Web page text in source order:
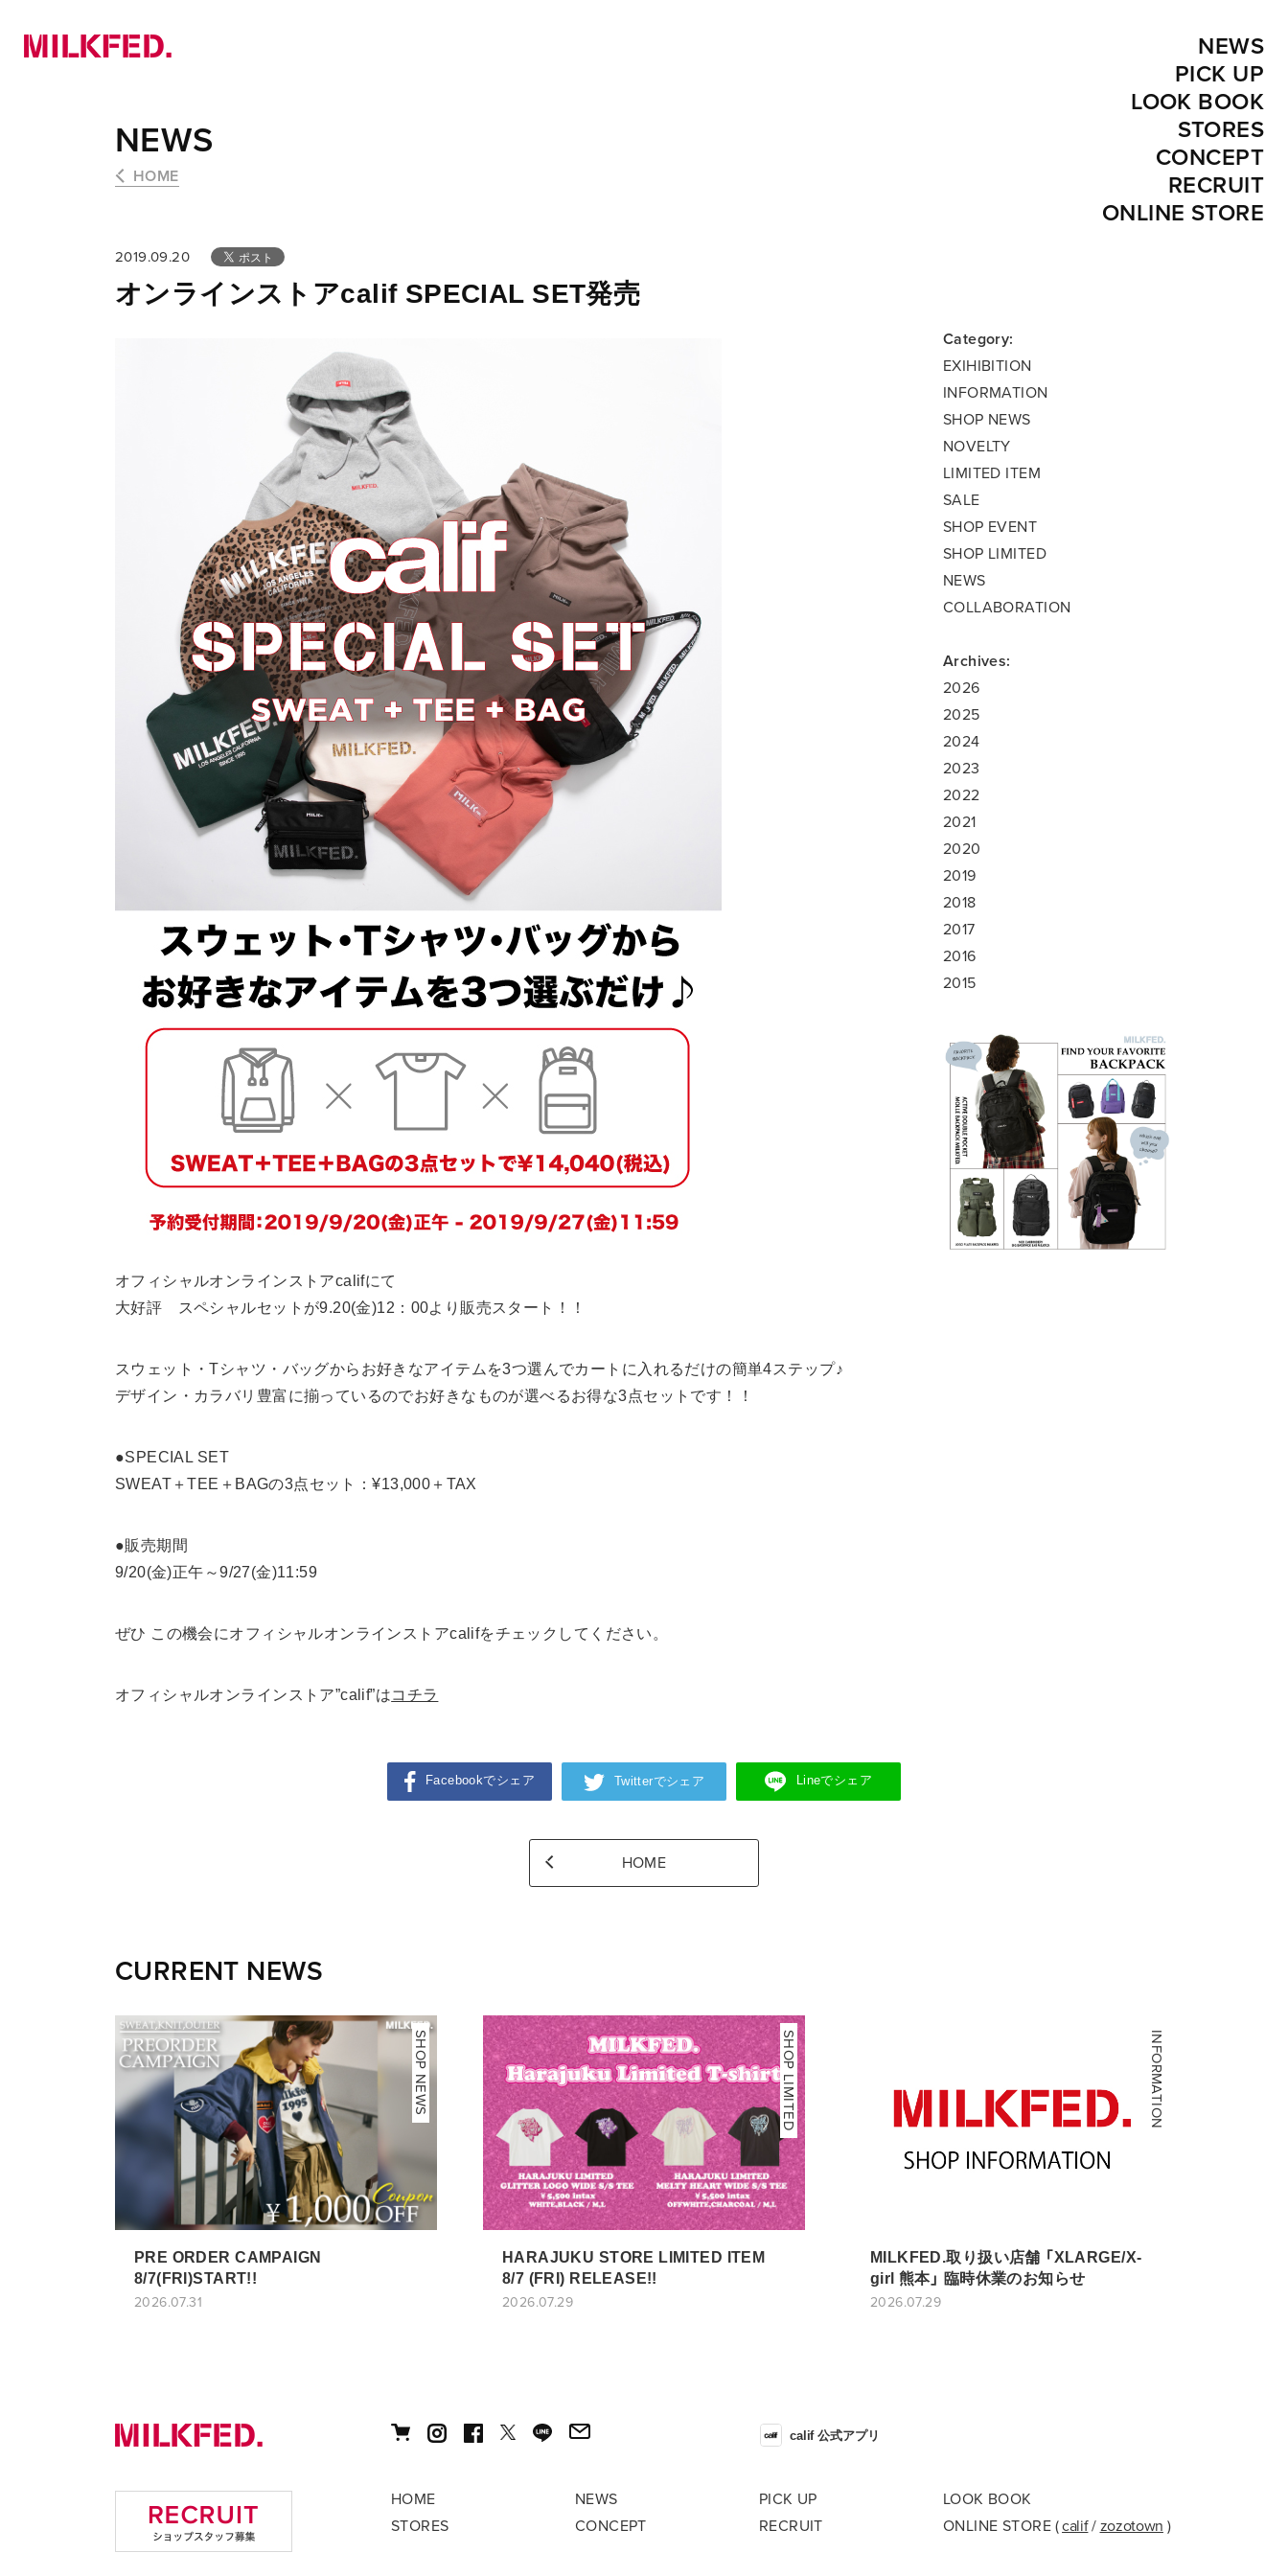
NEWS
PICK UP
LOOK BOOK
STORES
CONCEPT
RECRUIT
ONLINE STORE
NEWS
HOME
2019.09.20
オンラインストアcalif SPECIAL SET発売
オフィシャルオンラインストアcalifにて
大好評 スペシャルセットが9.20(金)12：00より販売スタート！！
スウェット・Tシャツ・バッグからお好きなアイテムを3つ選んでカートに入れるだけの簡単4ステップ♪
デザイン・カラバリ豊富に揃っているのでお好きなものが選べるお得な3点セットです！！
●SPECIAL SET
SWEAT＋TEE＋BAGの3点セット：¥13,000＋TAX
●販売期間
9/20(金)正午～9/27(金)11:59
ぜひ この機会にオフィシャルオンラインストアcalifをチェックしてください。
オフィシャルオンラインストア”calif”はコチラ
Category:
EXIHIBITION
INFORMATION
SHOP NEWS
NOVELTY
LIMITED ITEM
SALE
SHOP EVENT
SHOP LIMITED
NEWS
COLLABORATION
Archives:
2026
2025
2024
2023
2022
2021
2020
2019
2018
2017
2016
2015
Facebookでシェア Twitterでシェア Lineでシェア
HOME
CURRENT NEWS
NEWS
SHOP NEWS
PRE ORDER CAMPAIGN
8/7(FRI)START!!
2026.07.31
SHOP LIMITED
HARAJUKU STORE LIMITED ITEM
8/7 (FRI) RELEASE!!
2026.07.29
INFORMATION
MILKFED.取り扱い店舗 「XLARGE/X-
girl 熊本」 臨時休業のお知らせ
2026.07.29
HOME NEWS PICK UP
LOOK BOOK
STORES
CONCEPT RECRUIT ONLINE STORE (calif/ zozotown )
calif 公式アプリ